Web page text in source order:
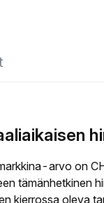
arvo on
tämänhetkinen
kierrossa oleva